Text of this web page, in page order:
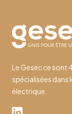
Le Gesec ce sont
spécialisées dans
électrique.